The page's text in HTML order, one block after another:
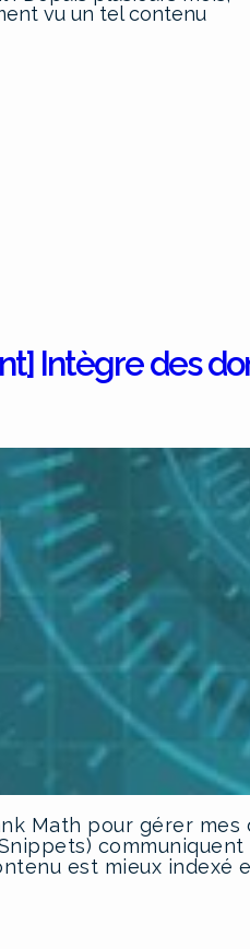
vu un tel contenu
Intègre des
Math pour gérer
est mieux